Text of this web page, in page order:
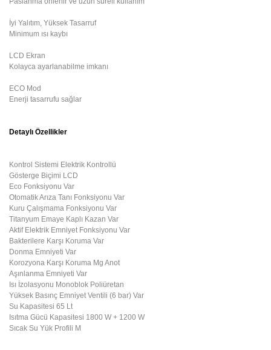
İyi Yalıtım, Yüksek Tasarruf
Minimum ısı kaybı
LCD Ekran
Kolayca ayarlanabilme imkanı
ECO Mod
Enerji tasarrufu sağlar
Detaylı Özellikler
Kontrol Sistemi Elektrik Kontrollü
Gösterge Biçimi LCD
Eco Fonksiyonu Var
Otomatik Arıza Tanı Fonksiyonu Var
Kuru Çalışmama Fonksiyonu Var
Titanyum Emaye Kaplı Kazan Var
Aktif Elektrik Emniyet Fonksiyonu Var
Bakterilere Karşı Koruma Var
Donma Emniyeti Var
Korozyona Karşı Koruma Mg Anot
Aşınlanma Emniyeti Var
Isı İzolasyonu Monoblok Poliüretan
Yüksek Basınç Emniyet Ventili (6 bar) Var
Su Kapasitesi 65 Lt
Isıtma Gücü Kapasitesi 1800 W + 1200 W
Sıcak Su Yük Profili M